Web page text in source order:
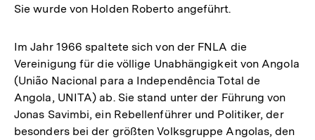
Sie wurde von Holden Roberto angeführt.
Im Jahr 1966 spaltete sich von der FNLA die
Vereinigung für die völlige Unabhängigkeit von Angola
(União Nacional para a Independência Total de
Angola, UNITA) ab. Sie stand unter der Führung von
Jonas Savimbi, ein Rebellenführer und Politiker, der
besonders bei der größten Volksgruppe Angolas, den